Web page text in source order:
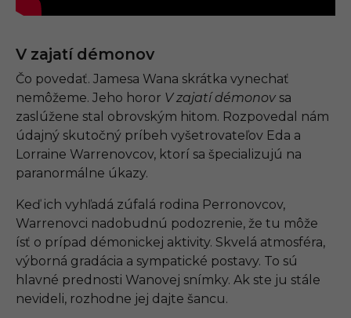
V zajatí démonov
Čo povedať. Jamesa Wana skrátka vynechať
nemôžeme. Jeho horor V zajatí démonov sa
zaslúžene stal obrovským hitom. Rozpovedal nám
údajný skutočný príbeh vyšetrovateľov Eda a
Lorraine Warrenovcov, ktorí sa špecializujú na
paranormálne úkazy.
Keď ich vyhľadá zúfalá rodina Perronovcov,
Warrenovci nadobudnú podozrenie, že tu môže
ísť o prípad démonickej aktivity. Skvelá atmosféra,
výborná gradácia a sympatické postavy. To sú
hlavné prednosti Wanovej snímky. Ak ste ju stále
nevideli, rozhodne jej dajte šancu.